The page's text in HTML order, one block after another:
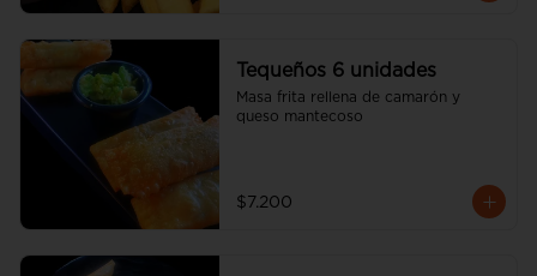
Tequeños 6 unidades
Masa frita rellena de camarón y
queso mantecoso
$7.200